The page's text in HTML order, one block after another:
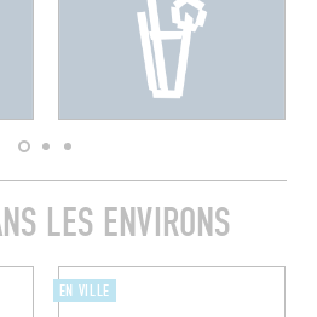
LES ENVIRONS
EN VILLE